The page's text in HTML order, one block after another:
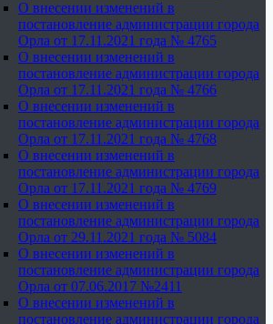
О внесении изменений в
постановление администрации города
Орла от 17.11.2021 года № 4765
О внесении изменений в
постановление администрации города
Орла от 17.11.2021 года № 4766
О внесении изменений в
постановление администрации города
Орла от 17.11.2021 года № 4768
О внесении изменений в
постановление администрации города
Орла от 17.11.2021 года № 4769
О внесении изменений в
постановление администрации города
Орла от 29.11.2021 года № 5084
О внесении изменений в
постановление администрации города
Орла от 07.06.2017 №2411
О внесении изменений в
постановление администрации города